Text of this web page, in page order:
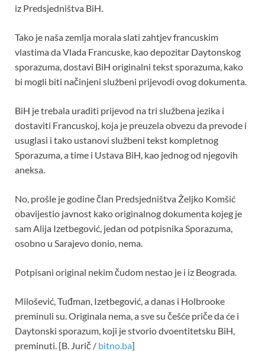
iz Predsjedništva BiH.
Tako je naša zemlja morala slati zahtjev francuskim
vlastima da Vlada Francuske, kao depozitar Daytonskog
sporazuma, dostavi BiH originalni tekst sporazuma, kako
bi mogli biti načinjeni službeni prijevodi ovog dokumenta.
BiH je trebala uraditi prijevod na tri službena jezika i
dostaviti Francuskoj, koja je preuzela obvezu da prevode i
usuglasi i tako ustanovi službeni tekst kompletnog
Sporazuma, a time i Ustava BiH, kao jednog od njegovih
aneksa.
No, prošle je godine član Predsjedništva Željko Komšić
obavijestio javnost kako originalnog dokumenta kojeg je
sam Alija Izetbegović, jedan od potpisnika Sporazuma,
osobno u Sarajevo donio, nema.
Potpisani original nekim čudom nestao je i iz Beograda.
Milošević, Tuđman, Izetbegović, a danas i Holbrooke
preminuli su. Originala nema, a sve su češće priče da će i
Daytonski sporazum, koji je stvorio dvoentitetsku BiH,
preminuti. [B. Jurič / bitno.ba]